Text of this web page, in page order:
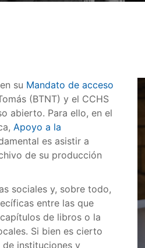
su Mandato de acceso
(BTNT) y el CCHS
abierto. Para ello, en el
Apoyo a la
es asistir a
de su producción
sociales y, sobre todo,
entre las que
de libros o la
Si bien es cierto
instituciones y